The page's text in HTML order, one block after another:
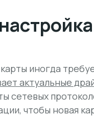
иногда
актуальные
сетевых
чтобы новая